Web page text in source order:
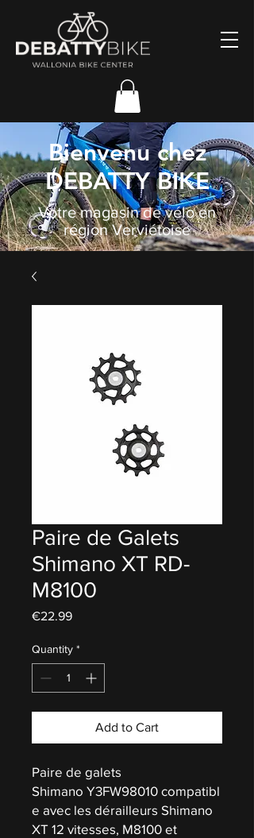
Bienvenu chez
DEBATTY BIKE
Votre magasin de vélo en
région Verviétoise
Paire de Galets
Shimano XT RD-
M8100
€22.99Price
Quantity *
Add to Cart
Paire de galets
Shimano Y3FW98010 compatibl
e avec les dérailleurs Shimano
XT 12 vitesses, M8100 et